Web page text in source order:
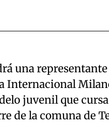
una
Internacional
juvenil que
de la comuna de